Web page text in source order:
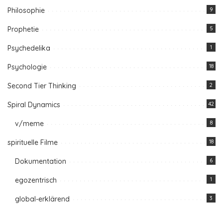
Philosophie 9
Prophetie 5
Psychedelika 1
Psychologie 18
Second Tier Thinking 2
Spiral Dynamics 42
v/meme 8
spirituelle Filme 18
Dokumentation 6
egozentrisch 1
global-erklärend 3